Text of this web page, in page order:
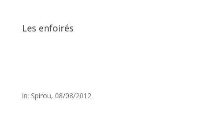
Les enfoirés
in: Spirou, 08/08/2012